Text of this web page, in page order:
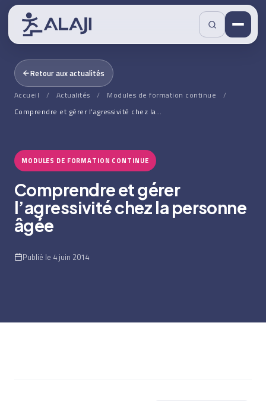
Retour aux actualités
Accueil / Actualités / Modules de formation continue
/
Comprendre et gérer l’agressivité chez la…
MODULES DE FORMATION CONTINUE
Comprendre et gérer
l’agressivité chez la personne
âgée
Publié le 4 juin 2014